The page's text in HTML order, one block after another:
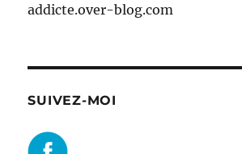
addicte.over-blog.com
SUIVEZ-MOI